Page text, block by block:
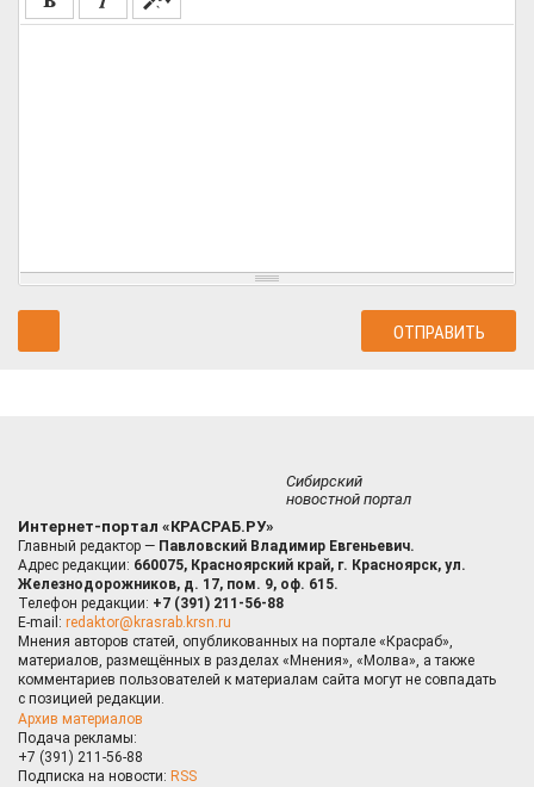
Сибирский
новостной портал
Интернет-портал «КРАСРАБ.РУ»
Главный редактор — Павловский Владимир Евгеньевич.
Адрес редакции: 660075, Красноярский край, г. Красноярск, ул.
Железнодорожников, д. 17, пом. 9, оф. 615.
Телефон редакции: +7 (391) 211-56-88
E-mail: redaktor@krasrab.krsn.ru
Мнения авторов статей, опубликованных на портале «Красраб»,
материалов, размещённых в разделах «Мнения», «Молва», а также
комментариев пользователей к материалам сайта могут не совпадать
с позицией редакции.
Архив материалов
Подача рекламы:
+7 (391) 211-56-88
Подписка на новости: RSS